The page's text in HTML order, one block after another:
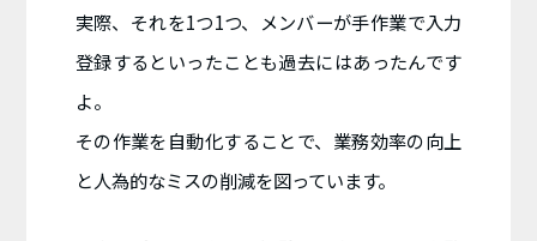
実際、それを1つ1つ、メンバーが手作業で入力
登録するといったことも過去にはあったんです
よ。
その作業を自動化することで、業務効率の向上
と人為的なミスの削減を図っています。